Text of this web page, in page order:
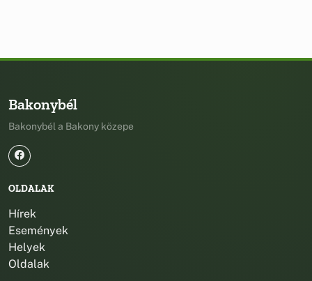
Bakonybél
Bakonybél a Bakony közepe
OLDALAK
Hírek
Események
Helyek
Oldalak